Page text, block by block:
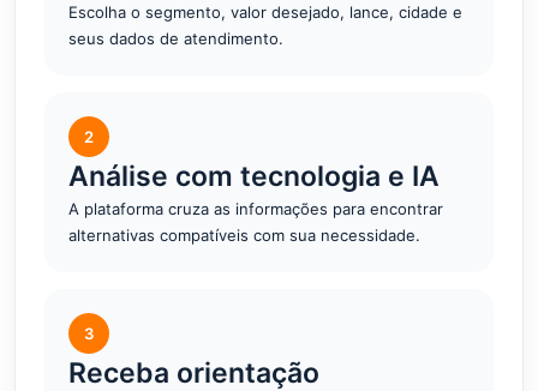
Escolha o segmento, valor desejado, lance, cidade e
seus dados de atendimento.
2
Análise com tecnologia e IA
A plataforma cruza as informações para encontrar
alternativas compatíveis com sua necessidade.
3
Receba orientação